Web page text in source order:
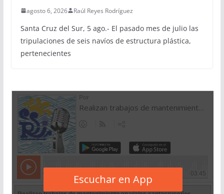
agosto 6, 2026 Raúl Reyes Rodríguez
Santa Cruz del Sur, 5 ago.- El pasado mes de julio las
tripulaciones de seis navíos de estructura plástica,
pertenecientes